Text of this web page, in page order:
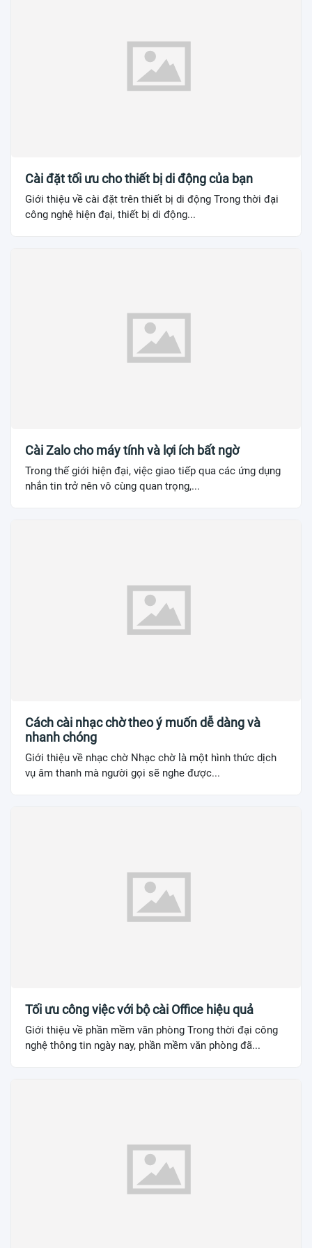
Cài đặt tối ưu cho thiết bị di động của bạn
Giới thiệu về cài đặt trên thiết bị di động Trong thời đại
công nghệ hiện đại, thiết bị di động...
Cài Zalo cho máy tính và lợi ích bất ngờ
Trong thế giới hiện đại, việc giao tiếp qua các ứng dụng
nhắn tin trở nên vô cùng quan trọng,...
Cách cài nhạc chờ theo ý muốn dễ dàng và
nhanh chóng
Giới thiệu về nhạc chờ Nhạc chờ là một hình thức dịch
vụ âm thanh mà người gọi sẽ nghe được...
Tối ưu công việc với bộ cài Office hiệu quả
Giới thiệu về phần mềm văn phòng Trong thời đại công
nghệ thông tin ngày nay, phần mềm văn phòng đã...